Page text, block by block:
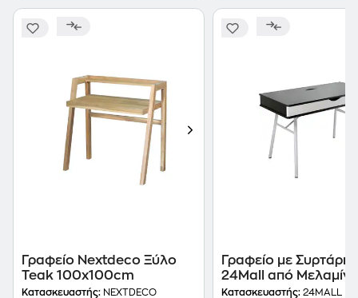
Γραφείο Nextdeco Ξύλο
Teak 100x100cm
Κατασκευαστής: NEXTDECO
Γραφείο με Συρτάρια
24Mall από Μελαμίνη
115x55cm - Wenge/
Κατασκευαστής: 24MALL